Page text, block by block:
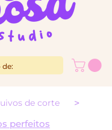
de corte
>
perfeitos